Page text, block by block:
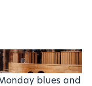
blues and